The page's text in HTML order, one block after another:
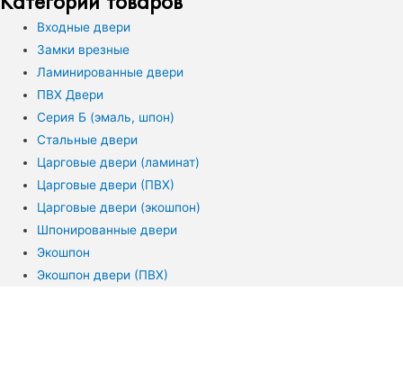
Входные двери
Замки врезные
Ламинированные двери
ПВХ Двери
Серия Б (эмаль, шпон)
Стальные двери
Царговые двери (ламинат)
Царговые двери (ПВХ)
Царговые двери (экошпон)
Шпонированные двери
Экошпон
Экошпон двери (ПВХ)